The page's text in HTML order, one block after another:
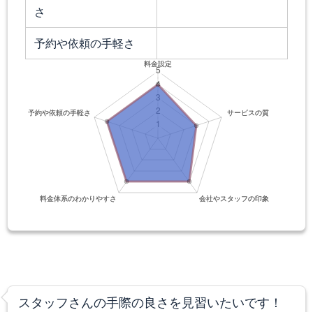
さ
予約や依頼の手軽さ
スタッフさんの手際の良さを見習いたいです！